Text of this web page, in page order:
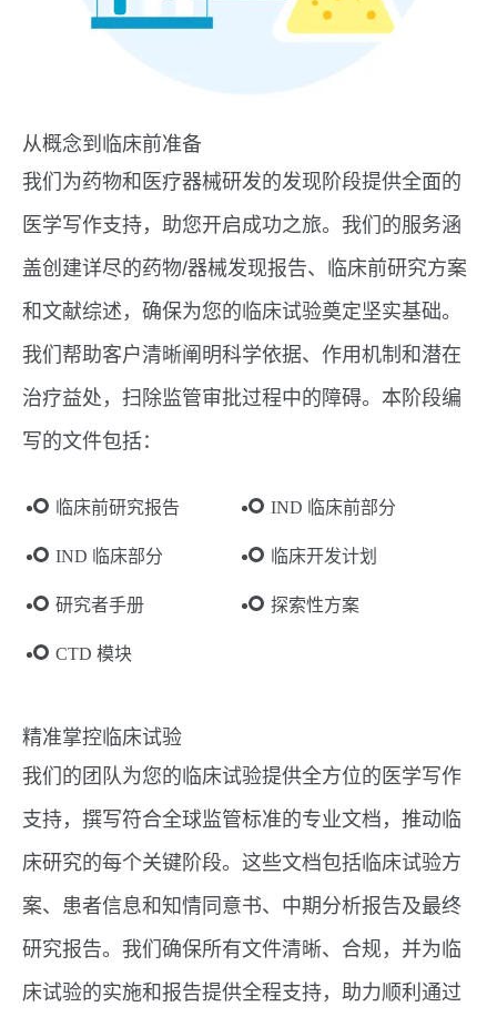
从概念到临床前准备
我们为药物和医疗器械研发的发现阶段提供全面的
医学写作支持，助您开启成功之旅。我们的服务涵
盖创建详尽的药物/器械发现报告、临床前研究方案
和文献综述，确保为您的临床试验奠定坚实基础。
我们帮助客户清晰阐明科学依据、作用机制和潜在
治疗益处，扫除监管审批过程中的障碍。本阶段编
写的文件包括：
临床前研究报告 IND 临床前部分
IND 临床部分 临床开发计划
研究者手册 探索性方案
CTD 模块
精准掌控临床试验
我们的团队为您的临床试验提供全方位的医学写作
支持，撰写符合全球监管标准的专业文档，推动临
床研究的每个关键阶段。这些文档包括临床试验方
案、患者信息和知情同意书、中期分析报告及最终
研究报告。我们确保所有文件清晰、合规，并为临
床试验的实施和报告提供全程支持，助力顺利通过